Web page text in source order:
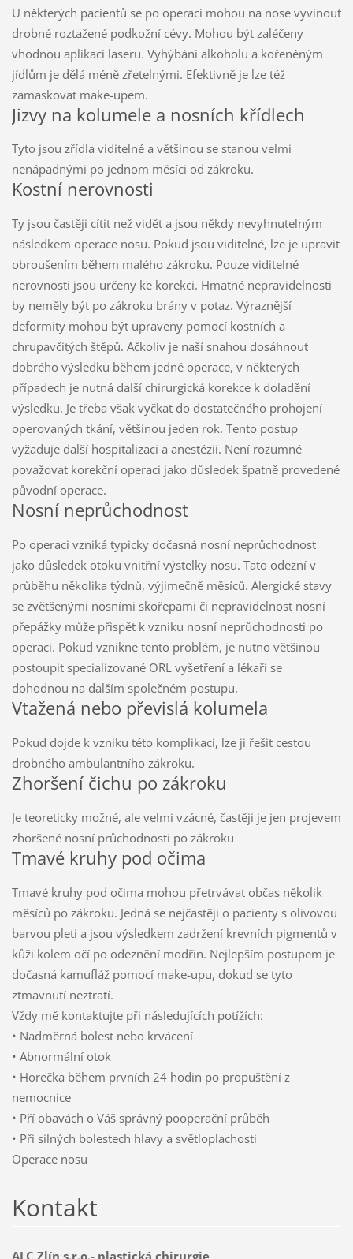
U některých pacientů se po operaci mohou na nose vyvinout
drobné roztažené podkožní cévy. Mohou být zaléčeny
vhodnou aplikací laseru. Vyhýbání alkoholu a kořeněným
jídlům je dělá méně zřetelnými. Efektivně je lze též
zamaskovat make-upem.
Jizvy na kolumele a nosních křídlech
Tyto jsou zřídla viditelné a většinou se stanou velmi
nenápadnými po jednom měsíci od zákroku.
Kostní nerovnosti
Ty jsou častěji cítit než vidět a jsou někdy nevyhnutelným
následkem operace nosu. Pokud jsou viditelné, lze je upravit
obroušením během malého zákroku. Pouze viditelné
nerovnosti jsou určeny ke korekci. Hmatné nepravidelnosti
by neměly být po zákroku brány v potaz. Výraznější
deformity mohou být upraveny pomocí kostních a
chrupavčitých štěpů. Ačkoliv je naší snahou dosáhnout
dobrého výsledku během jedné operace, v některých
případech je nutná další chirurgická korekce k doladění
výsledku. Je třeba však vyčkat do dostatečného prohojení
operovaných tkání, většinou jeden rok. Tento postup
vyžaduje další hospitalizaci a anestézii. Není rozumné
považovat korekční operaci jako důsledek špatně provedené
původní operace.
Nosní neprůchodnost
Po operaci vzniká typicky dočasná nosní neprůchodnost
jako důsledek otoku vnitřní výstelky nosu. Tato odezní v
průběhu několika týdnů, výjimečně měsíců. Alergické stavy
se zvětšenými nosními skořepami či nepravidelnost nosní
přepážky může přispět k vzniku nosní neprůchodnosti po
operaci. Pokud vznikne tento problém, je nutno většinou
postoupit specializované ORL vyšetření a lékaři se
dohodnou na dalším společném postupu.
Vtažená nebo převislá kolumela
Pokud dojde k vzniku této komplikaci, lze ji řešit cestou
drobného ambulantního zákroku.
Zhoršení čichu po zákroku
Je teoreticky možné, ale velmi vzácné, častěji je jen projevem
zhoršené nosní průchodnosti po zákroku
Tmavé kruhy pod očima
Tmavé kruhy pod očima mohou přetrvávat občas několik
měsíců po zákroku. Jedná se nejčastěji o pacienty s olivovou
barvou pleti a jsou výsledkem zadržení krevních pigmentů v
kůži kolem očí po odeznění modřin. Nejlepším postupem je
dočasná kamufláž pomocí make-upu, dokud se tyto
ztmavnutí neztratí.
Vždy mě kontaktujte při následujících potížích:
• Nadměrná bolest nebo krvácení
• Abnormální otok
• Horečka během prvních 24 hodin po propuštění z
nemocnice
• Pří obavách o Váš správný pooperační průběh
• Při silných bolestech hlavy a světloplachosti
Operace nosu
Kontakt
ALC Zlín s.r.o.- plastická chirurgie